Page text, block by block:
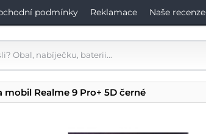
podmínky Reklamace Naše recenze
Realme 9 Pro+ 5D černé